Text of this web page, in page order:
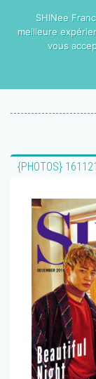
{PHOTOS}
SHINee
meilleure
vous